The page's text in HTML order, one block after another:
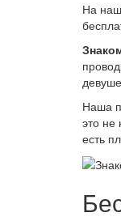
На
Наша
это не
есть